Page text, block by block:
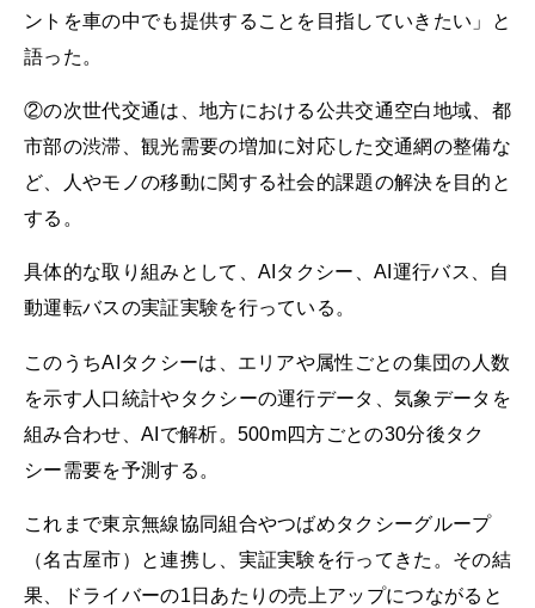
ントを車の中でも提供することを目指していきたい」と
語った。
②の次世代交通は、地方における公共交通空白地域、都
市部の渋滞、観光需要の増加に対応した交通網の整備な
ど、人やモノの移動に関する社会的課題の解決を目的と
する。
具体的な取り組みとして、AIタクシー、AI運行バス、自
動運転バスの実証実験を行っている。
このうちAIタクシーは、エリアや属性ごとの集団の人数
を示す人口統計やタクシーの運行データ、気象データを
組み合わせ、AIで解析。500m四方ごとの30分後タク
シー需要を予測する。
これまで東京無線協同組合やつばめタクシーグループ
（名古屋市）と連携し、実証実験を行ってきた。その結
果、ドライバーの1日あたりの売上アップにつながると